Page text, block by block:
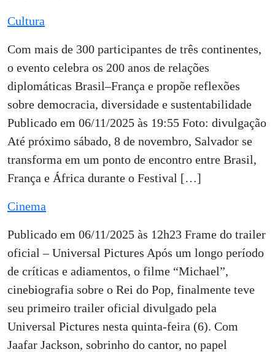
Cultura
Com mais de 300 participantes de três continentes,
o evento celebra os 200 anos de relações
diplomáticas Brasil–França e propõe reflexões
sobre democracia, diversidade e sustentabilidade
Publicado em 06/11/2025 às 19:55 Foto: divulgação
Até próximo sábado, 8 de novembro, Salvador se
transforma em um ponto de encontro entre Brasil,
França e África durante o Festival […]
Cinema
Publicado em 06/11/2025 às 12h23 Frame do trailer
oficial – Universal Pictures Após um longo período
de críticas e adiamentos, o filme “Michael”,
cinebiografia sobre o Rei do Pop, finalmente teve
seu primeiro trailer oficial divulgado pela
Universal Pictures nesta quinta-feira (6). Com
Jaafar Jackson, sobrinho do cantor, no papel